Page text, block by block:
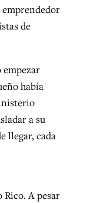
de
había
a su
llegar, cada
A pesar
July
150
more
but